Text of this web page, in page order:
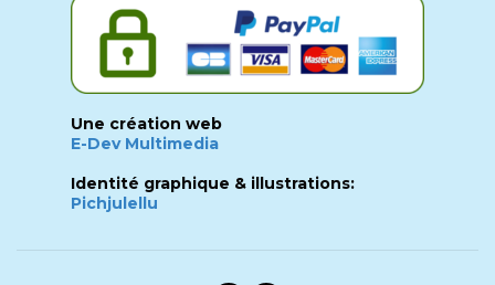
Une création web
E-Dev Multimedia
Identité graphique & illustrations:
Pichjulellu